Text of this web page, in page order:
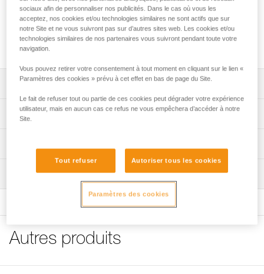
LIGHT
Ceinture avec logo munie d'une boucle DOUBLEBACK
LIGHT.
Descriptif
Ceinture avec logo munie d'une boucle DOUBLEBACK
LIGHT.
Spécifications techniques
Spécifications référence(s)
Couleur(s) : violet
Conditionnement : 1
Inspection
Autres produits
sociaux afin de personnaliser nos publicités. Dans le cas où vous les
acceptez, nos cookies et/ou technologies similaires ne sont actifs que sur
notre Site et ne vous suivront pas sur d’autres sites web. Les cookies et/ou
technologies similaires de nos partenaires vous suivront pendant toute votre
navigation.
Vous pouvez retirer votre consentement à tout moment en cliquant sur le lien «
Paramètres des cookies » prévu à cet effet en bas de page du Site.
Le fait de refuser tout ou partie de ces cookies peut dégrader votre expérience
utilisateur, mais en aucun cas ce refus ne vous empêchera d’accéder à notre
Site.
Tout refuser Autoriser tous les cookies
Paramètres des cookies